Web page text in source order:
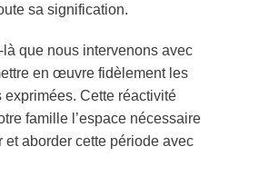
sa signification.
là que nous intervenons avec
en œuvre fidèlement les
Cette réactivité
famille l’espace nécessaire
et aborder cette période avec